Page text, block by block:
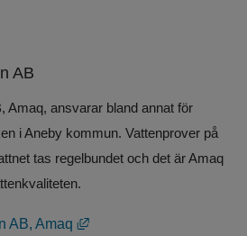
AB
Amaq, ansvarar bland annat för
i Aneby kommun. Vattenprover på
tas regelbundet och det är Amaq
AB, Amaq Länk till annan